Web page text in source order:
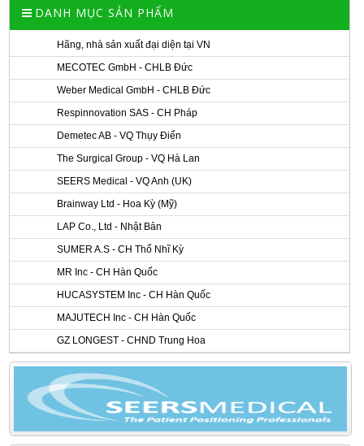
DANH MỤC SẢN PHẨM
Hãng, nhà sản xuất đại diện tại VN
MECOTEC GmbH - CHLB Đức
Weber Medical GmbH - CHLB Đức
Respinnovation SAS - CH Pháp
Demetec AB - VQ Thụy Điển
The Surgical Group - VQ Hà Lan
SEERS Medical - VQ Anh (UK)
Brainway Ltd - Hoa Kỳ (Mỹ)
LAP Co., Ltd - Nhật Bản
SUMER A.S - CH Thổ Nhĩ Kỳ
MR Inc - CH Hàn Quốc
HUCASYSTEM Inc - CH Hàn Quốc
MAJUTECH Inc - CH Hàn Quốc
GZ LONGEST - CHND Trung Hoa